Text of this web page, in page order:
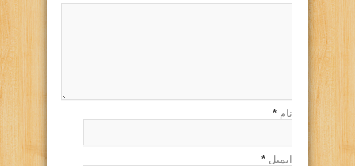
نام *
ایمیل *